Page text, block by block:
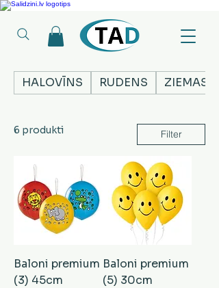
Ledusskapji, Sadzīves tehnika, Smaržas,
HALOVĪNS RUDENS
6 produkti Filter
Baloni premium
(3) 45cm
Baloni premium
(5) 30cm